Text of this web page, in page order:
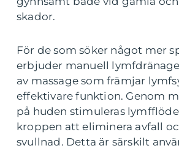
skador.
För de som söker något mer
erbjuder manuell
av massage som främjar
effektivare funktion. Genom
på huden stimuleras
kroppen att eliminera avfall
svullnad. Detta är särskilt